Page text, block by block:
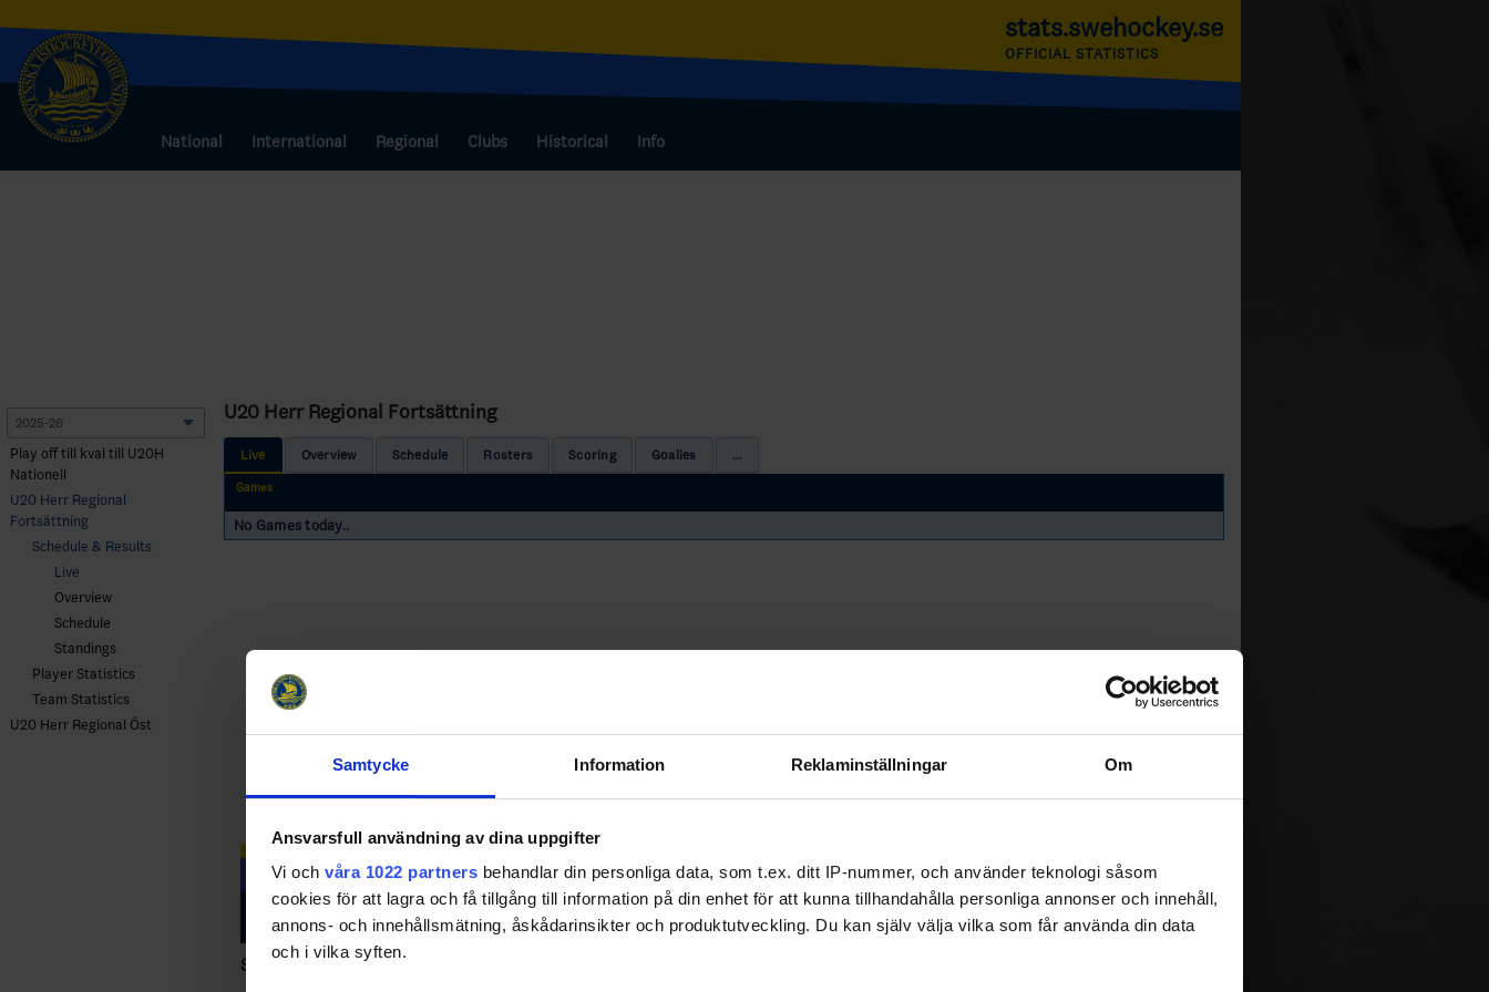
Samtycke Information Reklaminställningar Om
Ansvarsfull användning av dina uppgifter
Vi och våra 1022 partners behandlar din personliga data, som t.ex. ditt IP-nummer, och använder teknologi såsom
cookies för att lagra och få tillgång till information på din enhet för att kunna tillhandahålla personliga annonser och innehåll,
annons- och innehållsmätning, åskådarinsikter och produktutveckling. Du kan själv välja vilka som får använda din data
och i vilka syften.
National International Regional Clubs Historical Info
stats.swehockey.se
OFFICIAL STATISTICS
Play off till kval till U20H
Nationell
U20 Herr Regional
Fortsättning
Schedule & Results
Live
Overview
Schedule
Standings
Player Statistics
Team Statistics
U20 Herr Regional Öst
U20 Herr Regional Fortsättning
Live Overview Schedule Rosters Scoring Goalies ...
Games
No Games today..
Swehockey – Svenska Ishockeyförbundets officiella app